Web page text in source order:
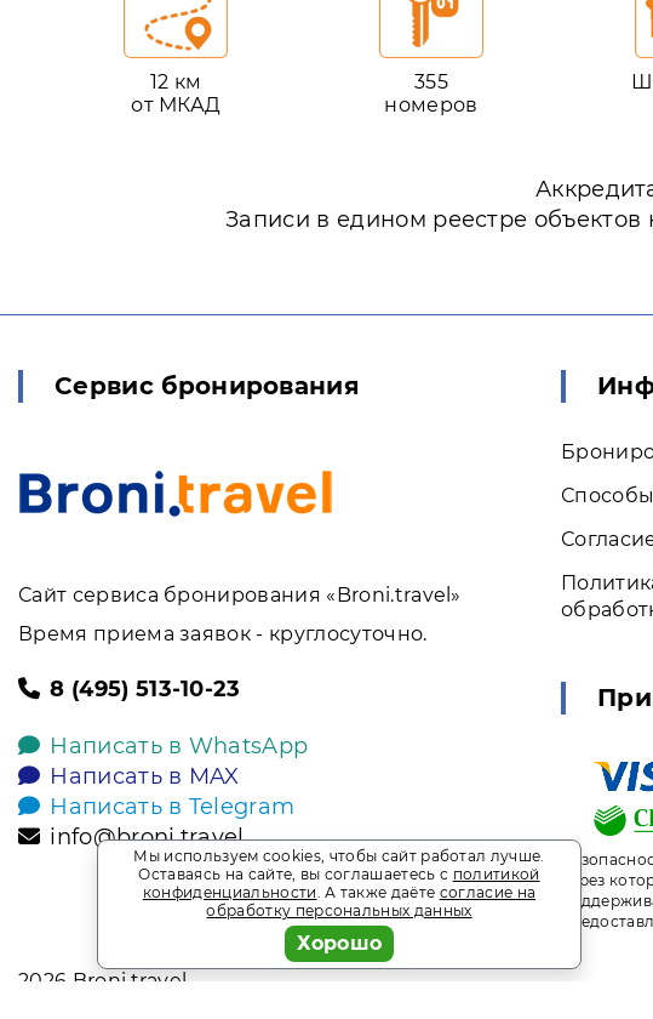
12 км
от МКАД
355
номеров
Записи в едином реестре объектов
Сервис бронирования
Сайт сервиса бронирования «Broni.travel»
Время приема заявок - круглосуточно.
8 (495) 513-10-23
Написать в WhatsApp
Написать в MAX
Написать в Telegram
info@broni.travel
через
2026 Broni.travel
Мы используем cookies, чтобы сайт работал лучше.
Оставаясь на сайте, вы соглашаетесь с политикой
конфиденциальности. А также даёте согласие на
обработку персональных данных
Хорошо